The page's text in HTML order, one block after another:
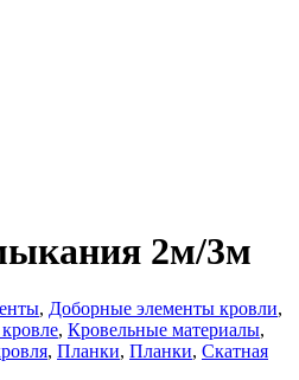
2м/3м
, Доборные элементы кровли,
, Кровельные материалы,
, Планки, Планки, Скатная